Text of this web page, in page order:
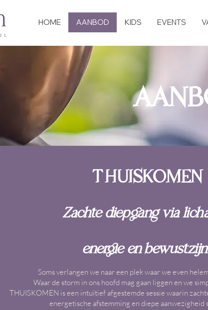
HOME AANBOD KIDS EVENTS
THUISKOMEN
Zachte diepgang via
energie en bewustzijn
Soms verlangen we naar een plek waar we even
Waar de storm in ons hoofd mag gaan liggen en we
THUISKOMEN is een intuïtief afgestemde sessie waarin
energetische afstemming en diepe aanwezigheid